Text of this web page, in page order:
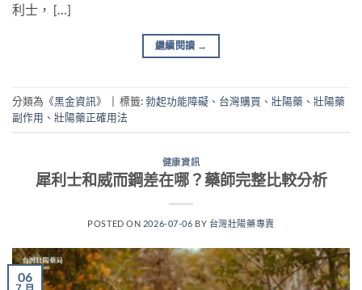
利士， […]
繼續閱讀 →
分類為《黑金資訊》 標籤:勃起功能障礙 、 台灣購買 、 壯陽藥 、 壯陽藥
副作用 、 壯陽藥正確用法
健康資訊
犀利士和威而鋼差在哪？藥師完整比較分析
POSTED ON 2026-07-06 BY 台灣壯陽藥專賣
06